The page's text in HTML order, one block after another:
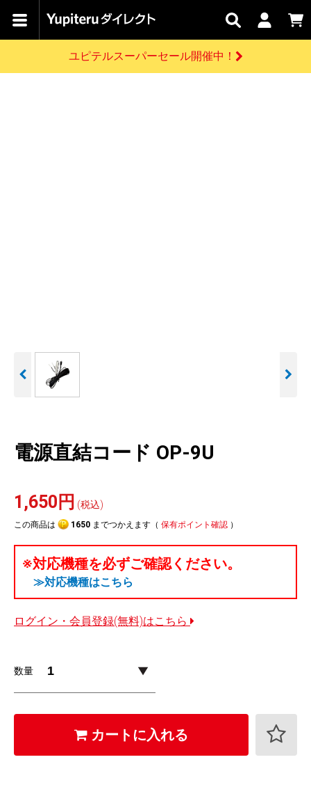
カテゴリで
キャン
ペーン
関連
サービス
お問い
合わせ
はじめての
アウトレット
駐車監視セット
開催中のキャンペーン
お買い物ガイド
ログインする
ユピテルスーパーセール開催中！
電源直結コード OP-9U
1,650円 (税込)
この商品は 1650 までつかえます（ 保有ポイント確認 ）
※対応機種を必ずご確認ください。
≫対応機種はこちら
ログイン・会員登録(無料)はこちら
数量
カートに入れる